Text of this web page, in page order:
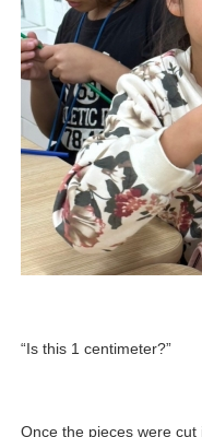
“Is this 1 centimeter?”
Once the pieces were cut